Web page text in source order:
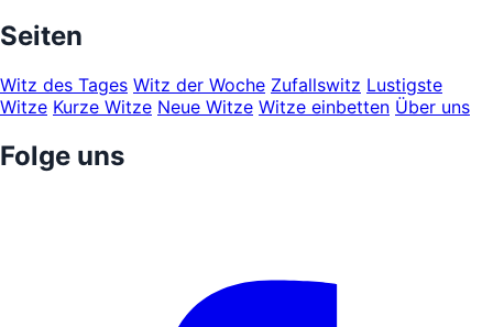
Seiten
Witz des Tages Witz der Woche Zufallswitz Lustigste
Witze Kurze Witze Neue Witze Witze einbetten Über uns
Folge uns